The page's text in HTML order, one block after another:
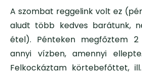
A szombat reggelink volt ez
aludt több kedves barátunk,
étel). Pénteken megfőztem
annyi vízben, amennyi
Felkockáztam körtebefőttet,